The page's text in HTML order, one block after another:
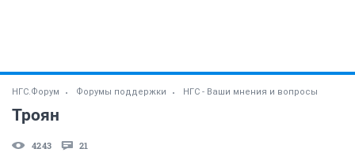
НГС.Форум Форумы поддержки НГС - Ваши мнения и вопросы
Троян
4243 21